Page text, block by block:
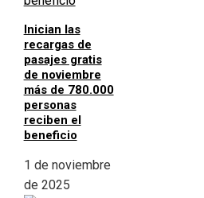
Inician las
recargas de
pasajes gratis
de noviembre
más de 780.000
personas
reciben el
beneficio
1 de noviembre
de 2025